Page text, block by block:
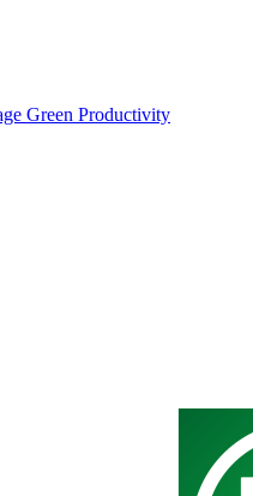
Green Productivity